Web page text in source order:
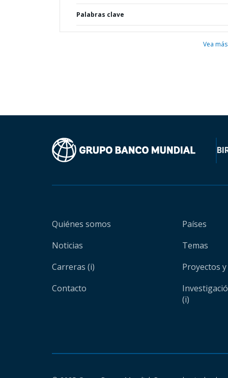
Palabras clave
Vea más
Quiénes somos
Noticias
Carreras (i)
Contacto
Países
Temas
Proyectos
(i)